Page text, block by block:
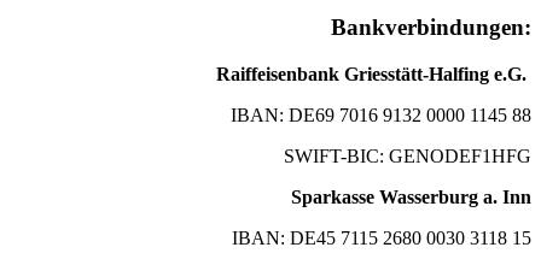
Bankverbindungen:
Raiffeisenbank Griesstätt-Halfing e.G.
IBAN: DE69 7016 9132 0000 1145 88
SWIFT-BIC: GENODEF1HFG
Sparkasse Wasserburg a. Inn
IBAN: DE45 7115 2680 0030 3118 15